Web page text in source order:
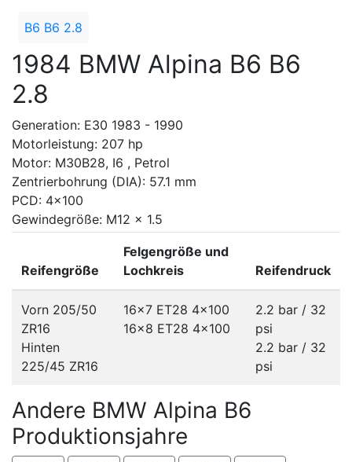
B6 B6 2.8
1984 BMW Alpina B6 B6
2.8
Generation: E30 1983 - 1990
Motorleistung: 207 hp
Motor: M30B28, I6 , Petrol
Zentrierbohrung (DIA): 57.1 mm
PCD: 4x100
Gewindegröße: M12 x 1.5
Reifengröße
Felgengröße und
Lochkreis
Reifendruck
Vorn 205/50
ZR16
Hinten
225/45 ZR16
16x7 ET28 4x100
16x8 ET28 4x100
2.2 bar / 32
psi
2.2 bar / 32
psi
Andere BMW Alpina B6
Produktionsjahre